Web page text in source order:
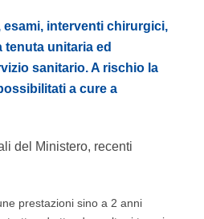
esami, interventi chirurgici,
tenuta unitaria ed
sanitario. A rischio la
a cure a
del Ministero, recenti
prestazioni sino a 2 anni